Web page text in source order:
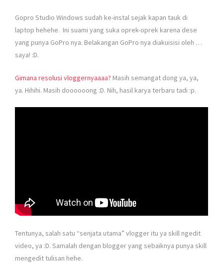
Gopro Studio Windows sudah ke-instal sejak kapan tauk di
laptop hehehe. Ini suami yang suka oprek-oprek karena dese
yang punya GoPro nya. Belakangan GoPro nya diakuisisi oleh …
saya! :D.
Gimana resolusi vloggernyaaaa? Masih semangat dong ya, ya,
ya. Hihihi. Masih doooooong :D. Nih, hasil karya terbaru tadi :p.
Tentunya, salah satu “senjata utama” vlogger itu ya skill ngedit
video, ya :D. Samalah dengan blogger yang sebaiknya punya skill
mengedit tulisan hehe.